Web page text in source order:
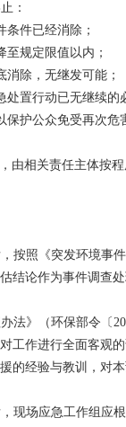
：
条件已经消除；
规定限值以内；
除，无继发可能；
处置行动已无继续的
保护公众免受再次
由相关责任主体按
按照《突发环境事
结论作为事件调查
法》（环保部令〔
工作进行全面客观
的经验与教训，对
现场应急工作组应